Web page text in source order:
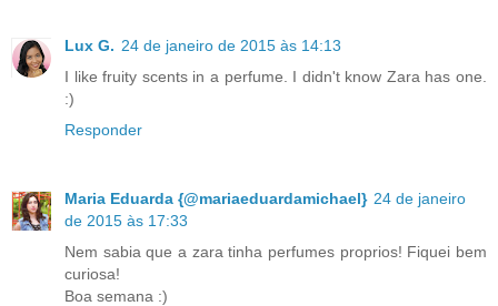
Lux G. 24 de janeiro de 2015 às 14:13
I like fruity scents in a perfume. I didn't know Zara has one.
:)
Responder
Maria Eduarda {@mariaeduardamichael} 24 de janeiro
de 2015 às 17:33
Nem sabia que a zara tinha perfumes proprios! Fiquei bem
curiosa!
Boa semana :)